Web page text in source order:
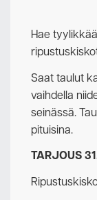
Hae
Saat taulut
vaihdella
seinässä.
pituisina.
TARJOUS